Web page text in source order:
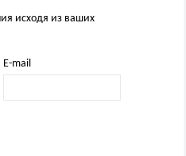
исходя из ваших
E-mail